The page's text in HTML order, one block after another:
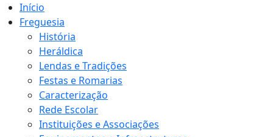
Início
Freguesia
História
Heráldica
Lendas e Tradições
Festas e Romarias
Caracterização
Rede Escolar
Instituições e Associações